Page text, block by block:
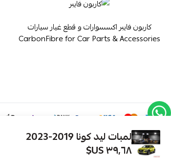
لمبات ليد كونا 2019-2023
٣٩٫٦٨ US$
كاربون فايبر اكسسوارات و قطع غيار سيارات
CarbonFibre for Car Parts & Accessories